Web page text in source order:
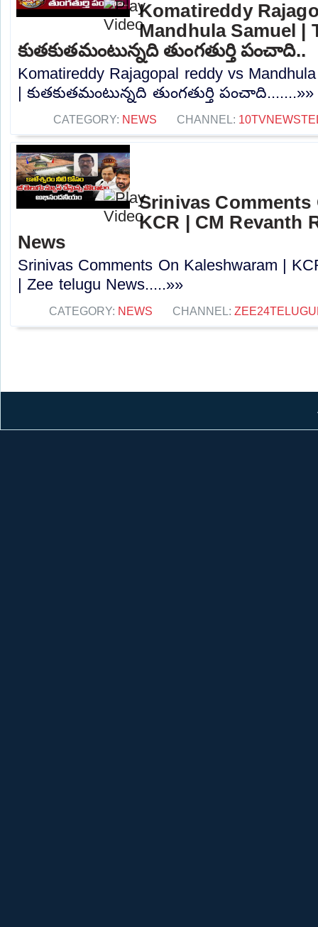
Komatireddy
Mandhula Samuel |
కుతకుతమంటున్నది తుంగతుర్తి పంచాది..
Komatireddy Rajagopal reddy vs
| కుతకుతమంటున్నది తుంగతుర్తి పంచాది.......»»
CATEGORY: NEWS CHANNEL:
Srinivas Comments
KCR | CM Revanth
News
Srinivas Comments On Kaleshwaram |
| Zee telugu News.....»»
CATEGORY: NEWS CHANNEL: